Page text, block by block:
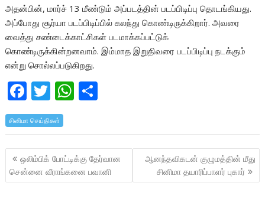
அதன்பின், மார்ச் 13 மீண்டும் அப்படத்தின் படப்பிடிப்பு தொடங்கியது.
அப்போது சூர்யா படப்பிடிப்பில் கலந்து கொண்டிருக்கிறார். அவரை
வைத்து சண்டைக்காட்சிகள் படமாக்கப்பட்டுக்
கொண்டிருக்கின்றனவாம். இம்மாத இறுதிவரை படப்பிடிப்பு நடக்கும்
என்று சொல்லப்படுகிறது.
F
ac
e
b
o
o
T
w
itt
er
W
at
s
A
p
ar
e
சினிமா செய்திகள்
Post
navigation
ஒலிம்பிக் போட்டிக்கு தேர்வான
சென்னை வீராங்கனை பவானி
ஆனந்தவிகடன் குழுமத்தின் மீது
சினிமா தயாரிப்பாளர் புகார்